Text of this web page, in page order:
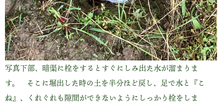
写真下部、暗渠に栓をするとすぐにしみ出た水が溜まりま
す。 そこに堀出した時の土を半分ほど戻し、足で水と『こ
ね』、くれぐれも隙間ができないようにしっかり栓をしま